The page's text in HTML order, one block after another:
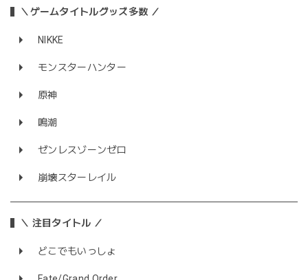
＼ゲームタイトルグッズ多数 ／
NIKKE
モンスターハンター
原神
鳴潮
ゼンレスゾーンゼロ
崩壊スターレイル
＼ 注目タイトル ／
どこでもいっしょ